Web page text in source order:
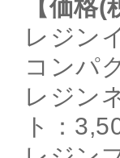
【価格(
レジン
コンパ
レジン
ト：